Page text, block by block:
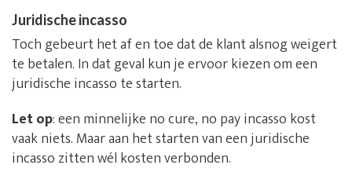
Juridische incasso
Toch gebeurt het af en toe dat de klant alsnog weigert
te betalen. In dat geval kun je ervoor kiezen om een
juridische incasso te starten.
Let op: een minnelijke no cure, no pay incasso kost
vaak niets. Maar aan het starten van een juridische
incasso zitten wél kosten verbonden.